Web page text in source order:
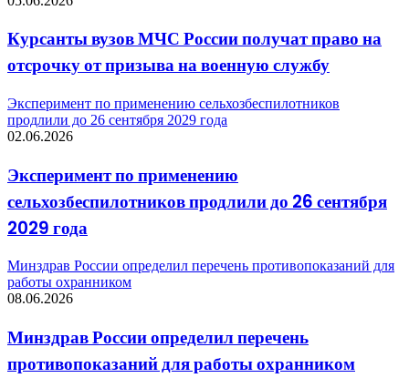
Курсанты вузов МЧС России получат право на
отсрочку от призыва на военную службу
Эксперимент по применению сельхозбеспилотников
продлили до 26 сентября 2029 года
02.06.2026
Эксперимент по применению
сельхозбеспилотников продлили до 26 сентября
2029 года
Минздрав России определил перечень противопоказаний для
работы охранником
08.06.2026
Минздрав России определил перечень
противопоказаний для работы охранником